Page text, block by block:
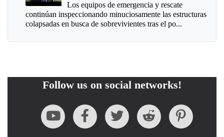
Los equipos de emergencia y rescate
continúan inspeccionando minuciosamente las estructuras
colapsadas en busca de sobrevivientes tras el po...
Follow us on social networks!